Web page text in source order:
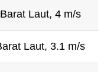
Barat Laut, 4 m/s
Laut, 3.1 m/s